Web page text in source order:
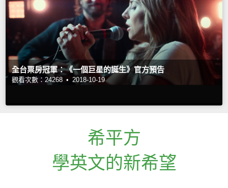
全台票房冠軍：《一個巨星的誕生》官方預告
觀看次數：24268 • 2018-10-19
希平方
學英文的新希望